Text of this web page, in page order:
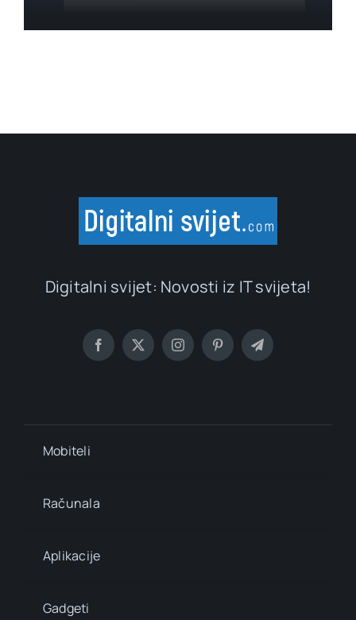
Digitalni svijet: Novosti iz IT svijeta!
Mobiteli
Računala
Aplikacije
Gadgeti